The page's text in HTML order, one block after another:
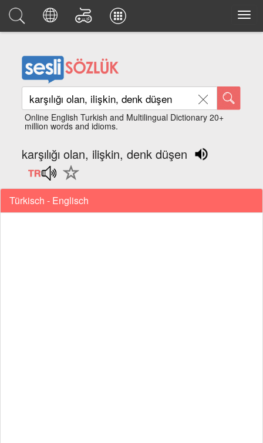
Online English Turkish and Multilingual Dictionary 20+
million words and idioms.
karşılığı olan, ilişkin, denk düşen
Türkisch - Englisch